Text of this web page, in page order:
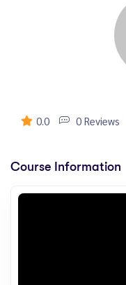
0.0
0 Reviews
Course Information